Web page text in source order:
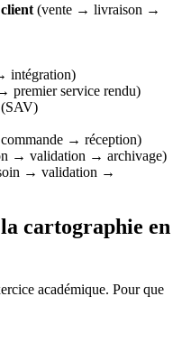
(vente → livraison →
intégration)
premier service rendu)
(SAV)
→ réception)
→ validation → archivage)
→ validation →
cartographie en
académique. Pour que